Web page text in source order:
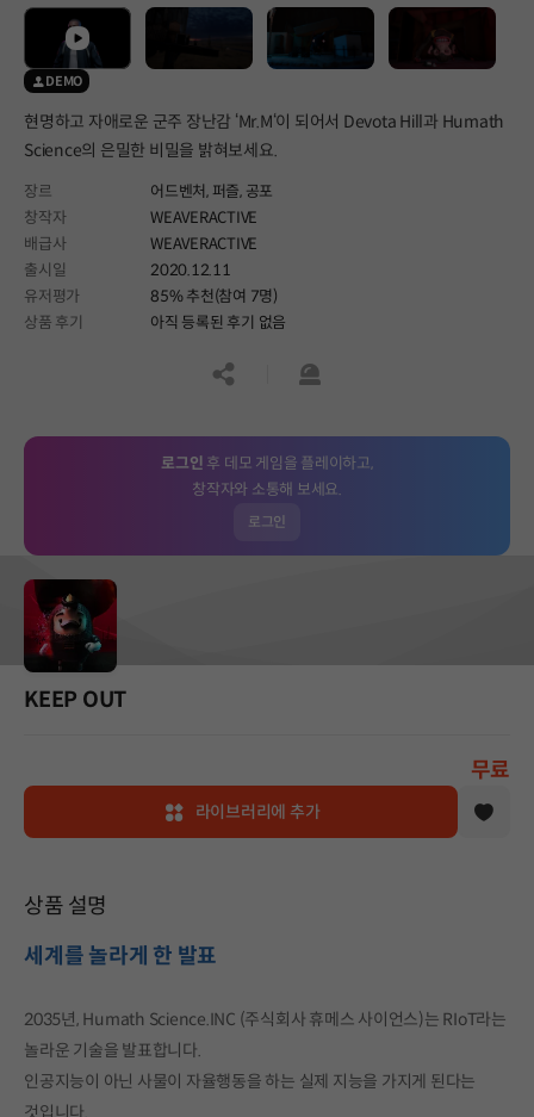
DEMO
현명하고 자애로운 군주 장난감 ‘Mr.M‘이 되어서 Devota Hill과 Humath
Science의 은밀한 비밀을 밝혀보세요.
장르 어드벤처,퍼즐, 공포
창작자
WEAVERACTIVE
배급사
WEAVERACTIVE
출시일
2020.12.11
유저평가
85% 추천(참여 7명)
상품 후기
아직 등록된 후기 없음
공유하기신고하기
로그인 후 데모 게임을 플레이하고,
창작자와 소통해 보세요.
로그인
KEEP OUT
무료
라이브러리에 추가
상품 설명
세계를 놀라게 한 발표
2035년, Humath Science.INC (주식회사 휴메스 사이언스)는 RIoT라는
놀라운 기술을 발표합니다.
인공지능이 아닌 사물이 자율행동을 하는 실제 지능을 가지게 된다는
것입니다.